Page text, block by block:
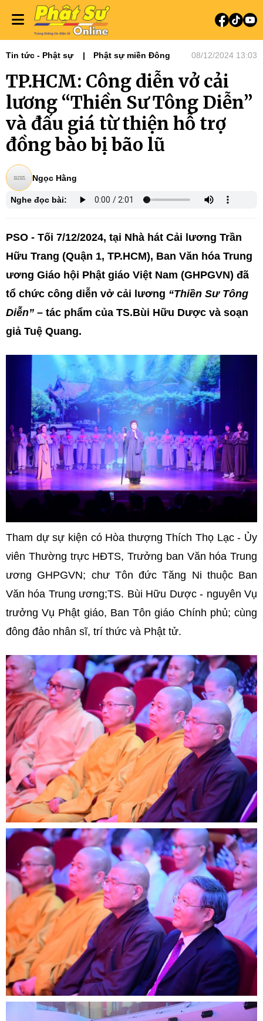
Tin tức - Phật sự Phật sự miền Đông 08/12/2024 13:03
TP.HCM: Công diễn vở cải
lương “Thiền Sư Tông Diễn”
và đấu giá từ thiện hỗ trợ
đồng bào bị bão lũ
Ngọc Hằng
Nghe đọc bài:
PSO - Tối 7/12/2024, tại Nhà hát Cải lương Trần
Hữu Trang (Quận 1, TP.HCM), Ban Văn hóa Trung
ương Giáo hội Phật giáo Việt Nam (GHPGVN) đã
tổ chức công diễn vở cải lương “Thiền Sư Tông
Diễn” – tác phẩm của TS.Bùi Hữu Dược và soạn
giả Tuệ Quang.
Tham dự sự kiện có Hòa thượng Thích Thọ Lạc - Ủy
viên Thường trực HĐTS, Trưởng ban Văn hóa Trung
ương GHPGVN; chư Tôn đức Tăng Ni thuộc Ban
Văn hóa Trung ương;TS. Bùi Hữu Dược - nguyên Vụ
trưởng Vụ Phật giáo, Ban Tôn giáo Chính phủ; cùng
đông đảo nhân sĩ, trí thức và Phật tử.